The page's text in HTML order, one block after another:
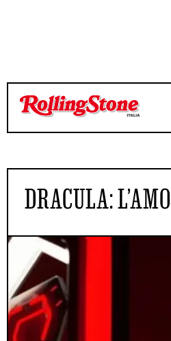
DRACULA: